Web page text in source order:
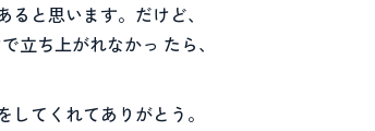
と思います。だけど、
立ち上がれなかっ たら、
てくれてありがとう。